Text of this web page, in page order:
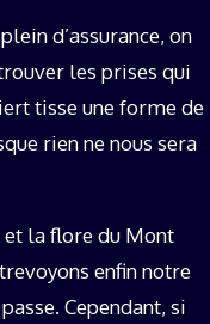
d’assurance, on
les prises qui
tisse une forme de
rien ne nous sera
la flore du Mont
enfin notre
Cependant, si